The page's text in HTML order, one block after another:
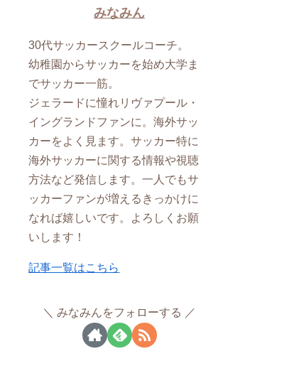
みなみん
30代サッカースクールコーチ。
幼稚園からサッカーを始め大学ま
でサッカー一筋。
ジェラードに憧れリヴァプール・
イングランドファンに。海外サッ
カーをよく見ます。サッカー特に
海外サッカーに関する情報や視聴
方法など発信します。一人でもサ
ッカーファンが増えるきっかけに
なれば嬉しいです。よろしくお願
いします！
記事一覧はこちら
みなみんをフォローする